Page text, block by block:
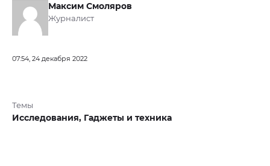
Максим Смоляров
Журналист
07:54, 24 декабря 2022
Темы
Исследования, Гаджеты и техника